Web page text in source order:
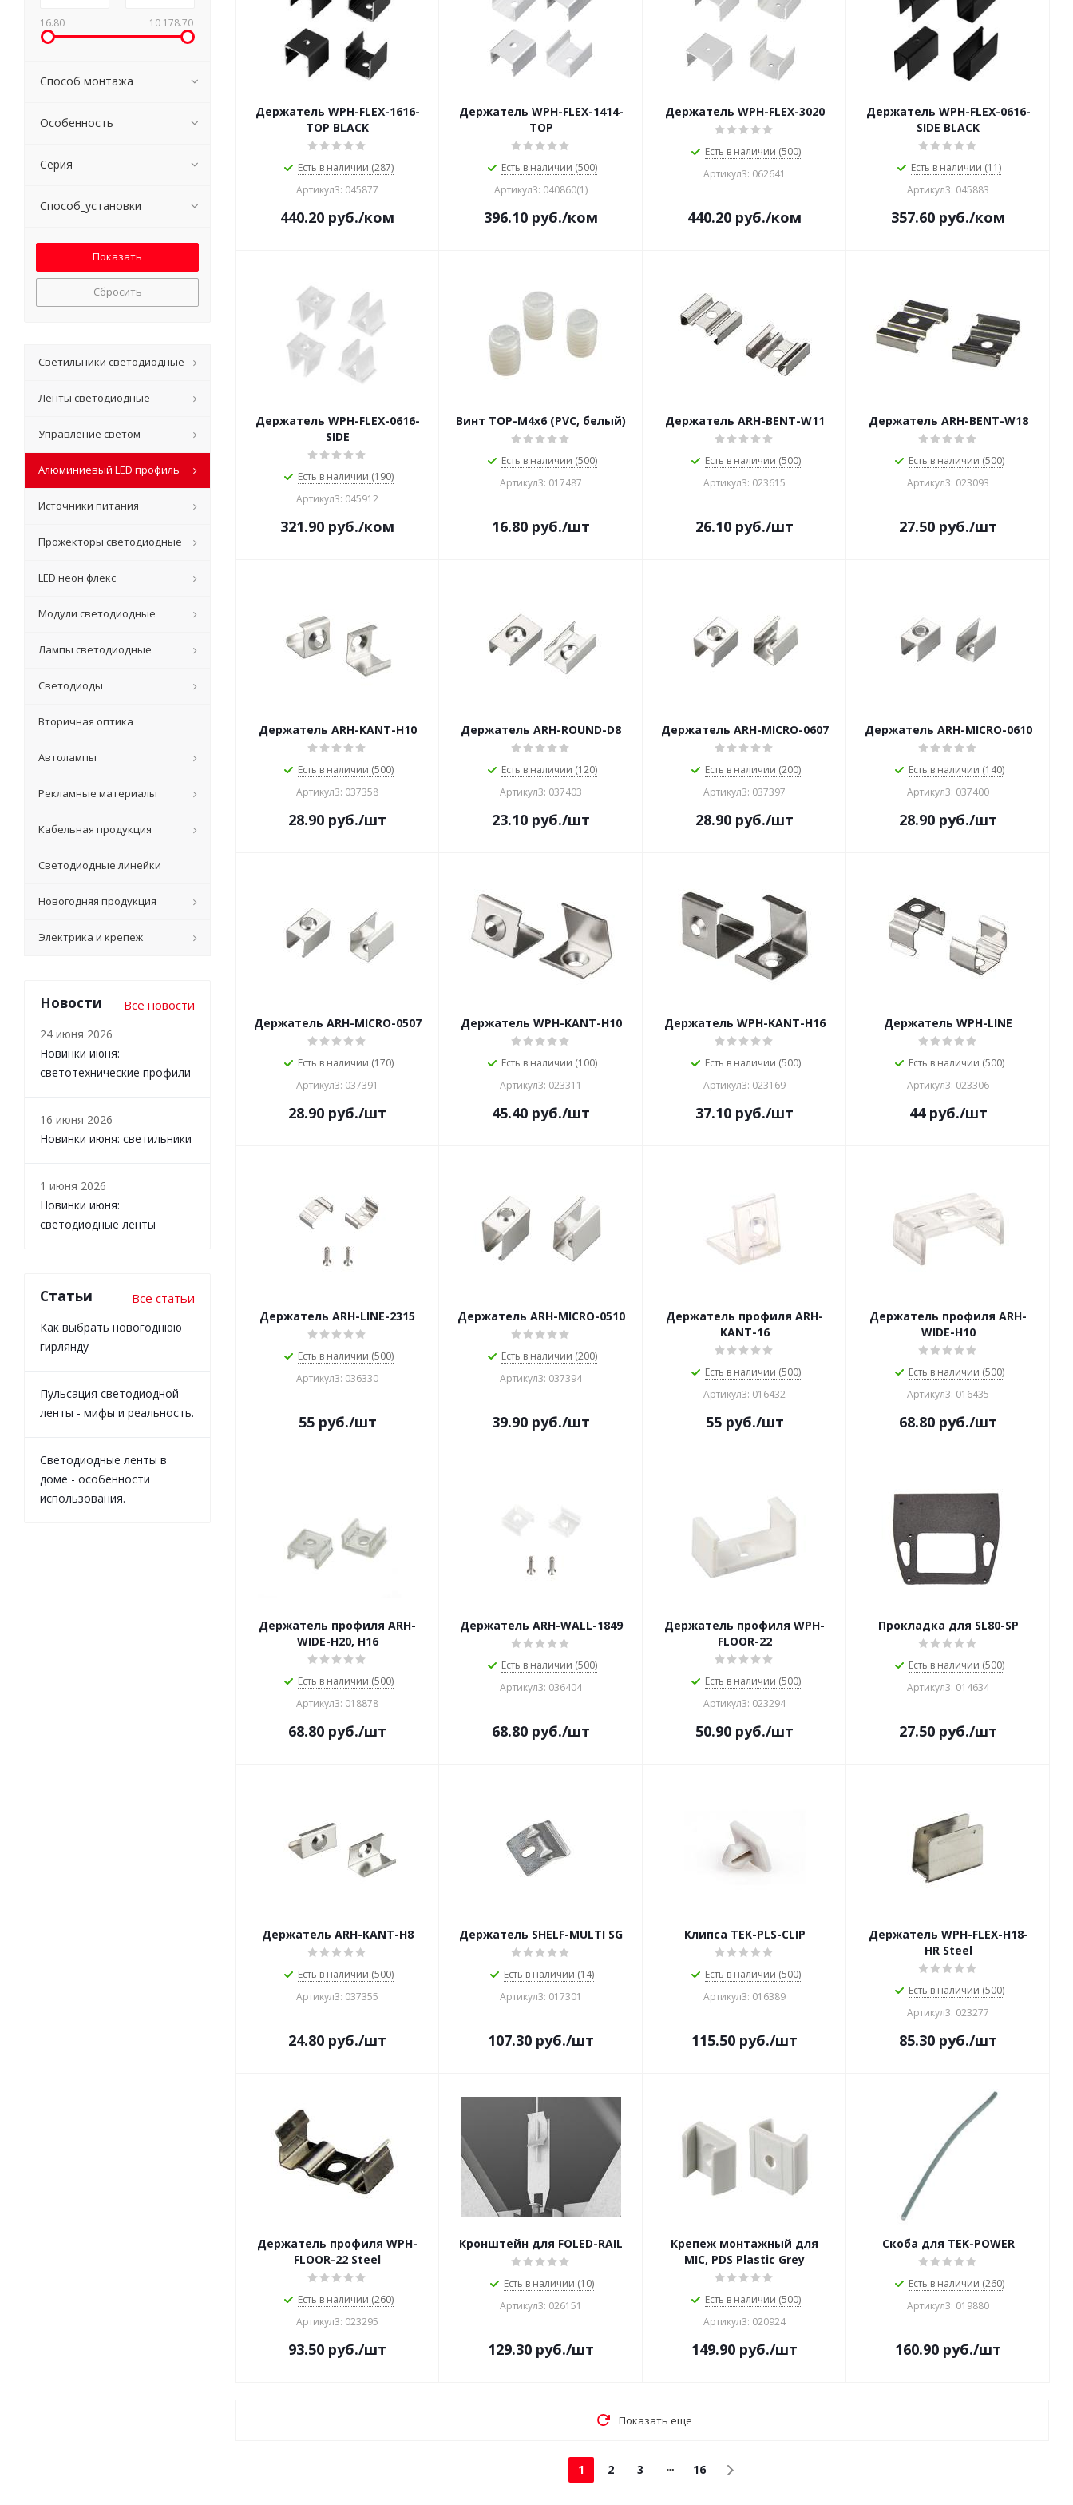
Держатель WPH-FLEX-1616-
TOP BLACK
Есть в наличии (287)
Артикул3: 045877
440.20 руб./ком
Держатель WPH-FLEX-1414-
TOP
Есть в наличии (500)
Артикул3: 040860(1)
396.10 руб./ком
Держатель WPH-FLEX-3020
Есть в наличии (500)
Артикул3: 062641
440.20 руб./ком
Держатель WPH-FLEX-0616-
SIDE BLACK
Есть в наличии (11)
Артикул3: 045883
357.60 руб./ком
Держатель WPH-FLEX-0616-
SIDE
Есть в наличии (190)
Артикул3: 045912
321.90 руб./ком
Винт TOP-M4x6 (PVC, белый)
Есть в наличии (500)
Артикул3: 017487
16.80 руб./шт
Держатель ARH-BENT-W11
Есть в наличии (500)
Артикул3: 023615
26.10 руб./шт
Держатель ARH-BENT-W18
Есть в наличии (500)
Артикул3: 023093
27.50 руб./шт
Держатель ARH-KANT-H10
Есть в наличии (500)
Артикул3: 037358
28.90 руб./шт
Держатель ARH-ROUND-D8
Есть в наличии (120)
Артикул3: 037403
23.10 руб./шт
Держатель ARH-MICRO-0607
Есть в наличии (200)
Артикул3: 037397
28.90 руб./шт
Держатель ARH-MICRO-0610
Есть в наличии (140)
Артикул3: 037400
28.90 руб./шт
Держатель ARH-MICRO-0507
Есть в наличии (170)
Артикул3: 037391
28.90 руб./шт
Держатель WPH-KANT-H10
Есть в наличии (100)
Артикул3: 023311
45.40 руб./шт
Держатель WPH-KANT-H16
Есть в наличии (500)
Артикул3: 023169
37.10 руб./шт
Держатель WPH-LINE
Есть в наличии (500)
Артикул3: 023306
44руб./шт
Держатель ARH-LINE-2315
Есть в наличии (500)
Артикул3: 036330
55руб./шт
Держатель ARH-MICRO-0510
Есть в наличии (200)
Артикул3: 037394
39.90 руб./шт
Держатель профиля ARH-
KANT-16
Есть в наличии (500)
Артикул3: 016432
55руб./шт
Держатель профиля ARH-
WIDE-H10
Есть в наличии (500)
Артикул3: 016435
68.80 руб./шт
Держатель профиля ARH-
WIDE-H20, H16
Есть в наличии (500)
Артикул3: 018878
68.80 руб./шт
Держатель ARH-WALL-1849
Есть в наличии (500)
Артикул3: 036404
68.80 руб./шт
Держатель профиля WPH-
FLOOR-22
Есть в наличии (500)
Артикул3: 023294
50.90 руб./шт
Прокладка для SL80-SP
Есть в наличии (500)
Артикул3: 014634
27.50 руб./шт
Держатель ARH-KANT-H8
Есть в наличии (500)
Артикул3: 037355
24.80 руб./шт
Держатель SHELF-MULTI SG
Есть в наличии (14)
Артикул3: 017301
107.30 руб./шт
Клипса TEK-PLS-CLIP
Есть в наличии (500)
Артикул3: 016389
115.50 руб./шт
Держатель WPH-FLEX-H18-
HR Steel
Есть в наличии (500)
Артикул3: 023277
85.30 руб./шт
Держатель профиля WPH-
FLOOR-22 Steel
Есть в наличии (260)
Артикул3: 023295
93.50 руб./шт
Кронштейн для FOLED-RAIL
Есть в наличии (10)
Артикул3: 026151
129.30 руб./шт
Крепеж монтажный для
MIC, PDS Plastic Grey
Есть в наличии (500)
Артикул3: 020924
149.90 руб./шт
Скоба для TEK-POWER
Есть в наличии (260)
Артикул3: 019880
160.90 руб./шт
Показать еще
1 2 3 16
16.80 10 178.70
Способ монтажа
Особенность
Серия
Способ_установки
Сбросить
Светильники светодиодные
Ленты светодиодные
Управление светом
Алюминиевый LED профиль
Источники питания
Прожекторы светодиодные
LED неон флекс
Модули светодиодные
Лампы светодиодные
Светодиоды
Вторичная оптика
Автолампы
Рекламные материалы
Кабельная продукция
Светодиодные линейки
Новогодняя продукция
Электрика и крепеж
Новости Все новости
24 июня 2026
Новинки июня:
светотехнические профили
16 июня 2026
Новинки июня: светильники
1 июня 2026
Новинки июня:
светодиодные ленты
Статьи Все статьи
Как выбрать новогоднюю
гирлянду
Пульсация светодиодной
ленты - мифы и реальность.
Светодиодные ленты в
доме - особенности
использования.